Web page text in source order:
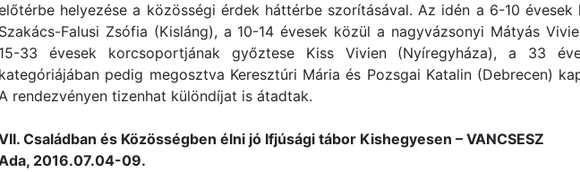
helyezése a közösségi érdek háttérbe szorításával. Az idén a 6-10
Szakács-Falusi Zsófia (Kisláng), a 10-14 évesek közül a nagyvázsonyi Mátyás
15-33 évesek korcsoportjának győztese Kiss Vivien (Nyíregyháza), a 33
kategóriájában pedig megosztva Keresztúri Mária és Pozsgai Katalin (Debrecen)
rendezvényen tizenhat különdíjat is átadtak.
Családban és Közösségben élni jó Ifjúsági tábor Kishegyesen – VANCSESZ
2016.07.04-09.